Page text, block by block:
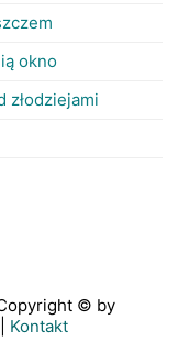
okno
złodziejami
© by
Kontakt